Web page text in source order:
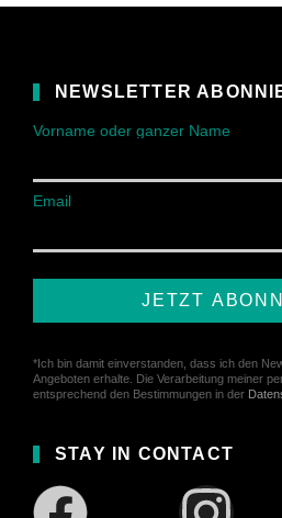
STAY IN CONTACT
NEWSLETTER
Vorname oder ganzer Name
Email
JETZT
*Ich bin damit einverstanden, dass ich den
Angeboten erhalte. Die Verarbeitung meiner
entsprechend den Bestimmungen in der